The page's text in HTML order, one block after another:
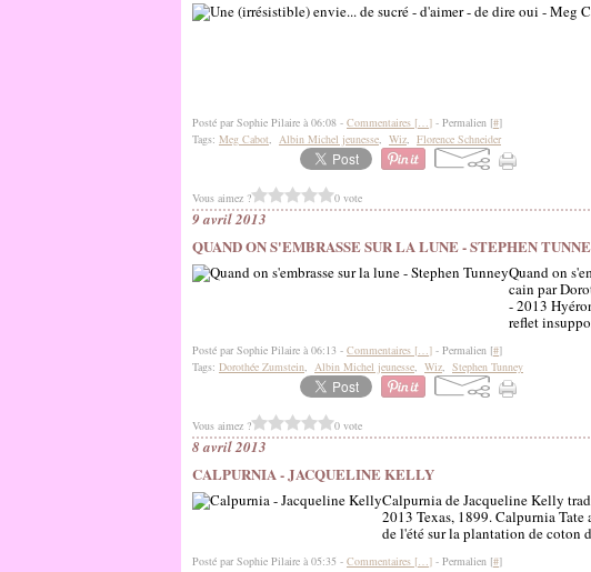
Posté par Sophie Pilaire à 06:08 - Commentaires […] - Permalien [#]
Tags: Meg Cabot, Albin Michel jeunesse, Wiz, Florence Schneider
Vous aimez ? 0 vote
9 avril 2013
QUAND ON S'EMBRASSE SUR LA LUNE - STEPHEN
Quand on
cain par
- 2013
reflet
Posté par Sophie Pilaire à 06:13 - Commentaires […] - Permalien [#]
Tags: Dorothée Zumstein, Albin Michel jeunesse, Wiz, Stephen Tunney
Vous aimez ? 0 vote
8 avril 2013
CALPURNIA - JACQUELINE KELLY
Calpurnia de Jacqueline Kelly
2013 Texas, 1899. Calpurnia
de l'été sur la plantation de coton
Posté par Sophie Pilaire à 05:35 - Commentaires […] - Permalien [#]